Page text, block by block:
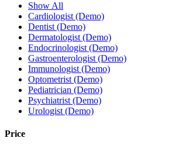
Show All
Cardiologist (Demo)
Dentist (Demo)
Dermatologist (Demo)
Endocrinologist (Demo)
Gastroenterologist (Demo)
Immunologist (Demo)
Optometrist (Demo)
Pediatrician (Demo)
Psychiatrist (Demo)
Urologist (Demo)
Price